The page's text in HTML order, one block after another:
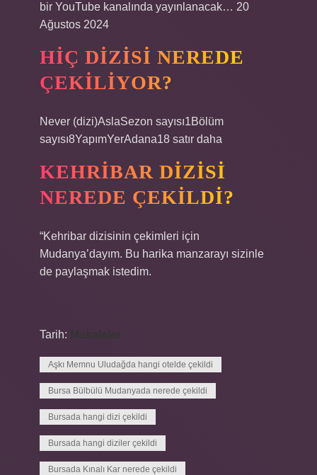
bir YouTube kanalında yayınlanacak… 20
Ağustos 2024
HIÇ DIZISI NEREDE
ÇEKILIYOR?
Never (dizi)AslaSezon sayısı1Bölüm
sayısı8YapımYerAdana18 satır daha
KEHRIBAR DIZISI
NEREDE ÇEKILDI?
“Kehribar dizisinin çekimleri için
Mudanya’dayım. Bu harika manzarayı sizinle
de paylaşmak istedim.
Tarih:
Aşkı Memnu Uludağda hangi otelde çekildi
Bursa Bülbülü Mudanyada nerede çekildi
Bursada hangi dizi çekildi
Bursada hangi diziler çekildi
Bursada Kınalı Kar nerede çekildi